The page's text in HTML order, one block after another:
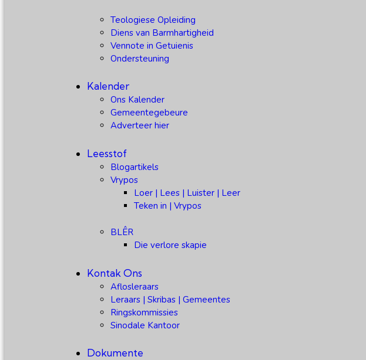
Teologiese Opleiding
Diens van Barmhartigheid
Vennote in Getuienis
Ondersteuning
Kalender
Ons Kalender
Gemeentegebeure
Adverteer hier
Leesstof
Blogartikels
Vrypos
Loer | Lees | Luister | Leer
Teken in | Vrypos
BLÊR
Die verlore skapie
Kontak Ons
Aflosleraars
Leraars | Skribas | Gemeentes
Ringskommissies
Sinodale Kantoor
Dokumente